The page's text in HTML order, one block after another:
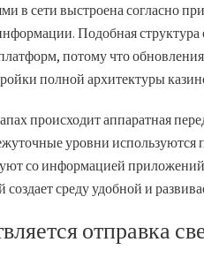
в сети выстроена согласно
Подобная
потому что
полной архитектуры
происходит аппаратная
уровни используются
со информацией
создает среду удобной и
отправка